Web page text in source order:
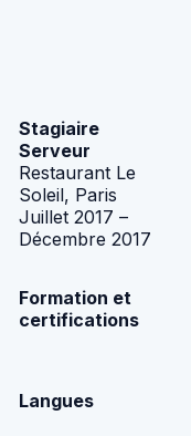
Stagiaire
Serveur
Restaurant Le
Soleil, Paris
Juillet 2017 –
Décembre 2017
Formation et
certifications
Langues